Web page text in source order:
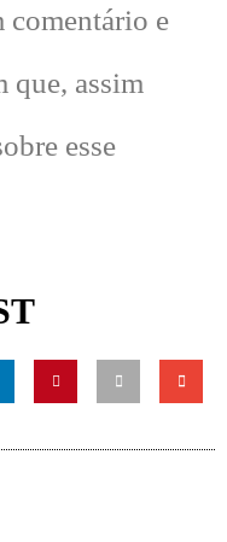
comentário e
que, assim
esse